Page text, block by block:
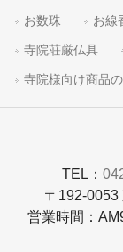
お数珠 お線
寺院荘厳仏具
寺院様向け商品
TEL：
〒192-
営業時間：